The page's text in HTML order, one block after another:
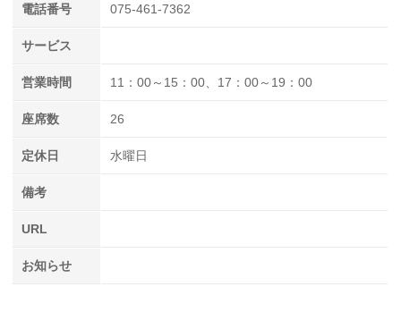
電話番号 075-461-7362
サービス
営業時間 11：00～15：00、17：00～19：00
座席数 26
定休日 水曜日
備考
URL
お知らせ